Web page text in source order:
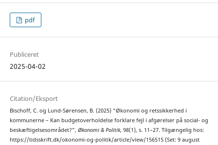
pdf
Publiceret
2025-04-02
Citation/Eksport
Bischoff, C. og Lund-Sørensen, B. (2025) “Økonomi og retssikkerhed i
kommunerne – Kan budgetoverholdelse forklare fejl i afgørelser på social- og
beskæftigelsesområdet?”, Økonomi & Politik, 98(1), s. 11–27. Tilgængelig hos:
https://tidsskrift.dk/okonomi-og-politik/article/view/156515 (Set: 9 august